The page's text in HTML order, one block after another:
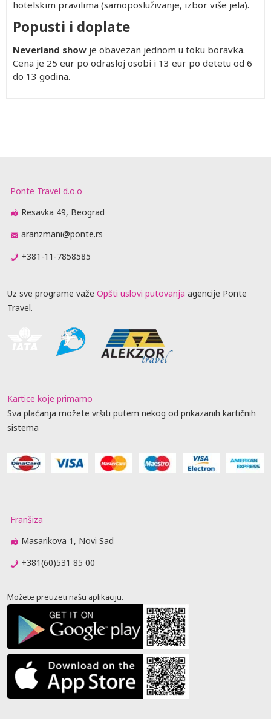
hotelskim pravilima (samoposluživanje, izbor više jela).
Popusti i doplate
Neverland show je obavezan jednom u toku boravka.
Cena je 25 eur po odrasloj osobi i 13 eur po detetu od 6
do 13 godina.
Ponte Travel d.o.o
Resavka 49, Beograd
aranzmani@ponte.rs
+381-11-7858585
Uz sve programe važe Opšti uslovi putovanja agencije Ponte
Travel.
Kartice koje primamo
Sva plaćanja možete vršiti putem nekog od prikazanih kartičnih
sistema
Franšiza
Masarikova 1, Novi Sad
+381(60)531 85 00
Možete preuzeti našu aplikaciju.